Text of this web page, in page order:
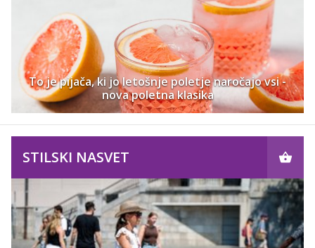
To je pijača, ki jo letošnje poletje naročajo vsi -
nova poletna klasika
STILSKI NASVET